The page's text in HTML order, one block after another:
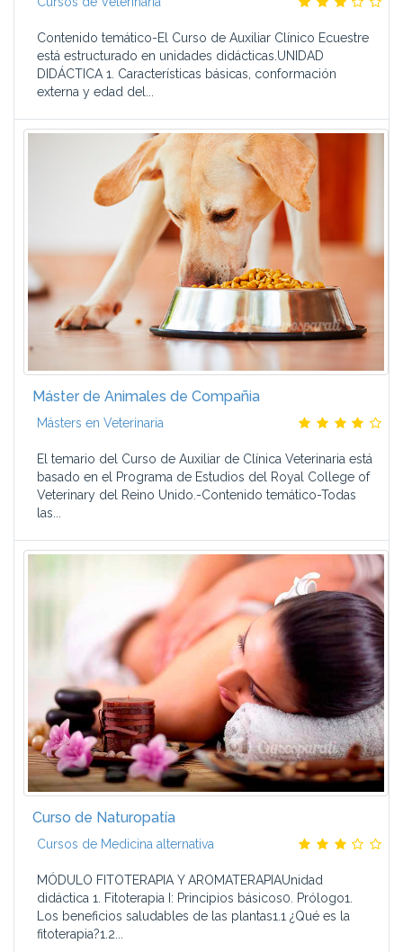
Contenido temático-El Curso de Auxiliar Clínico Ecuestre
está estructurado en unidades didácticas.UNIDAD
DIDÁCTICA 1. Características básicas, conformación
externa y edad del...
Máster de Animales de Compañia
Másters en Veterinaria
El temario del Curso de Auxiliar de Clínica Veterinaria está
basado en el Programa de Estudios del Royal College of
Veterinary del Reino Unido.-Contenido temático-Todas
las...
Curso de Naturopatía
Cursos de Medicina alternativa
MÓDULO FITOTERAPIA Y AROMATERAPIAUnidad
didáctica 1. Fitoterapia I: Principios básicos0. Prólogo1.
Los beneficios saludables de las plantas1.1 ¿Qué es la
fitoterapia?1.2...